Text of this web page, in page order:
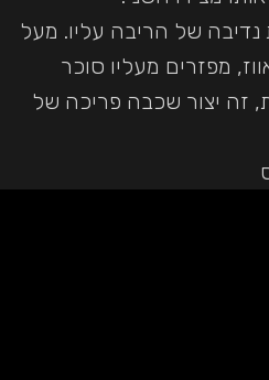
נדיבה של הריבה עליו. מעל
מפזרים מעליו סוכר
זה יצור שכבה פריכה של